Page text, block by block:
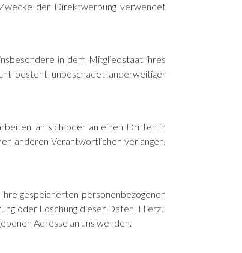
der Direktwerbung verwendet
in dem Mitgliedstaat ihres
besteht unbeschadet anderweitiger
an sich oder an einen Dritten in
anderen Verantwortlichen verlangen,
gespeicherten personenbezogenen
oder Löschung dieser Daten. Hierzu
Adresse an uns wenden.